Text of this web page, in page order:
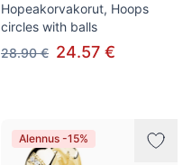
Hopeakorvakorut, Hoops
circles with balls
28.90 € 24.57 €
Alennus -15%